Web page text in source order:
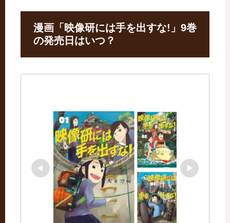
漫画「映像研には手を出すな!」9巻
の発売日はいつ？